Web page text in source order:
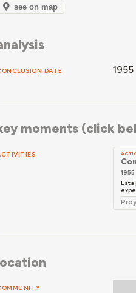
see on map
DATE 1955
moments (click
1955